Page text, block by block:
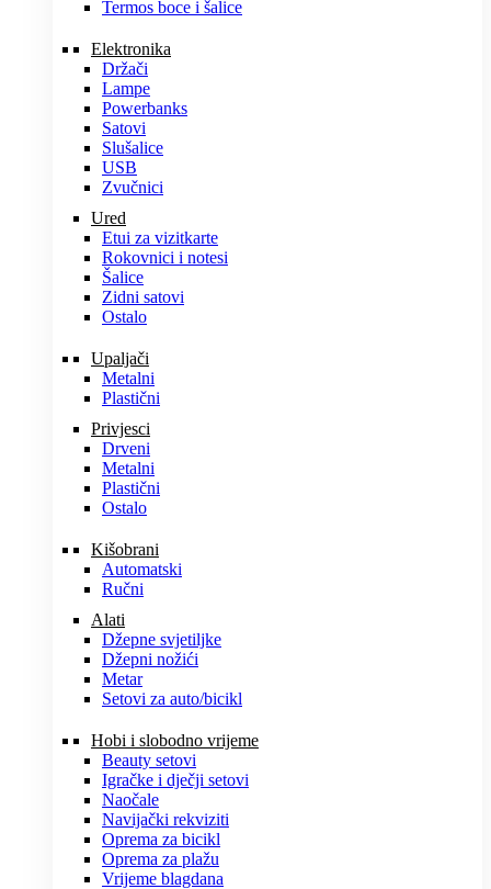
Termos boce i šalice
Elektronika
Držači
Lampe
Powerbanks
Satovi
Slušalice
USB
Zvučnici
Ured
Etui za vizitkarte
Rokovnici i notesi
Šalice
Zidni satovi
Ostalo
Upaljači
Metalni
Plastični
Privjesci
Drveni
Metalni
Plastični
Ostalo
Kišobrani
Automatski
Ručni
Alati
Džepne svjetiljke
Džepni nožići
Metar
Setovi za auto/bicikl
Hobi i slobodno vrijeme
Beauty setovi
Igračke i dječji setovi
Naočale
Navijački rekviziti
Oprema za bicikl
Oprema za plažu
Vrijeme blagdana